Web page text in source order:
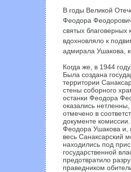
В годы Великой
Феодора
святых благоверных
вдохновляло к
адмирала Ушакова,
Когда же, в 1944
Была создана
территории
стены соборного
останки Феодора
оказались
отмечено в
документе
Феодора Ушакова и,
весь Санаксарский
находились под
государственной
предотвратило
праведником